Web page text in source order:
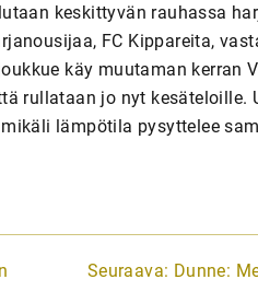
keskittyvän rauhassa
FC Kippareita,
käy muutaman kerran
rullataan jo nyt
lämpötila pysyttelee
Seuraava: Dunne: